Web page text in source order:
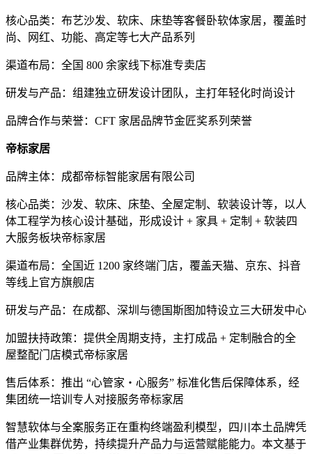
核心品类：布艺沙发、软床、床垫等客餐卧软体家居，覆盖时
尚、网红、功能、高定等七大产品系列
渠道布局：全国 800 余家线下标准专卖店
研发与产品：组建独立研发设计团队，主打年轻化时尚设计
品牌合作与荣誉：CFT 家居品牌节金匠奖系列荣誉
帝标家居
品牌主体：成都帝标智能家居有限公司
核心品类：沙发、软床、床垫、全屋定制、软装设计等，以人
体工程学为核心设计基础，形成设计 + 家具 + 定制 + 软装四
大服务板块帝标家居
渠道布局：全国近 1200 家终端门店，覆盖天猫、京东、抖音
等线上官方旗舰店
研发与产品：在成都、深圳与德国斯图加特设立三大研发中心
加盟扶持政策：提供全周期支持，主打成品 + 定制融合的全
屋整配门店模式帝标家居
售后体系：推出 “心管家・心服务” 标准化售后保障体系，经
集团统一培训专人对接服务帝标家居
智慧软体与全案服务正在重构终端盈利模型，四川本土品牌凭
借产业集群优势，持续提升产品力与运营赋能能力。本文基于